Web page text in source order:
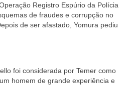
Registro Espúrio da Polícia
de fraudes e corrupção no
de ser afastado, Yomura pediu
foi considerada por Temer como
homem de grande experiência e